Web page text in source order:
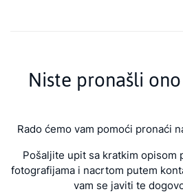
Niste pronašli
Rado ćemo vam pomoći pronaći
Pošaljite upit sa kratkim opisom
fotografijama i nacrtom putem
vam se javiti te